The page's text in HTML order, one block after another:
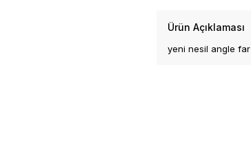
Ürün Açıklaması
yeni nesil angle far